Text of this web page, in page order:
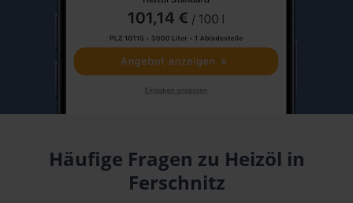
Häufige Fragen zu Heizöl in
Ferschnitz